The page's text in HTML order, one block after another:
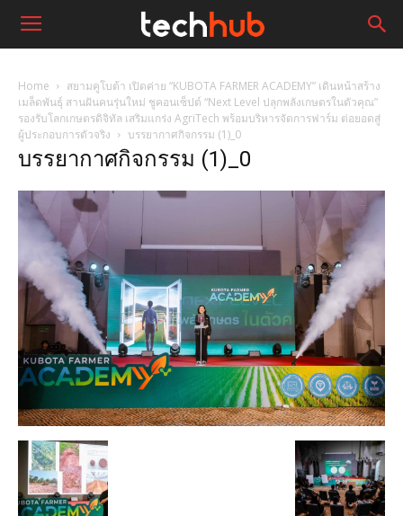
Home
สยามคูโบต้า เปิดค่าย “KUBOTA FARMER ACADEMY” เดินหน้าสร้าง
เมล็ดพันธุ์ สานฝันคนรุ่นใหม่ ชูคอนเซ็ปต์ “Next Level ปลุกพลังเกษตรในตัวคุณ”
รองรับโลกเกษตรดิจิทัล เสริมแกร่ง AgriTech พร้อมบริหารจัดการฟาร์ม ต่อยอดสู่
ผู้ประกอบการตัวจริง
บรรยากาศกิจกรรม (1)_0
บรรยากาศกิจกรรม (1)_0